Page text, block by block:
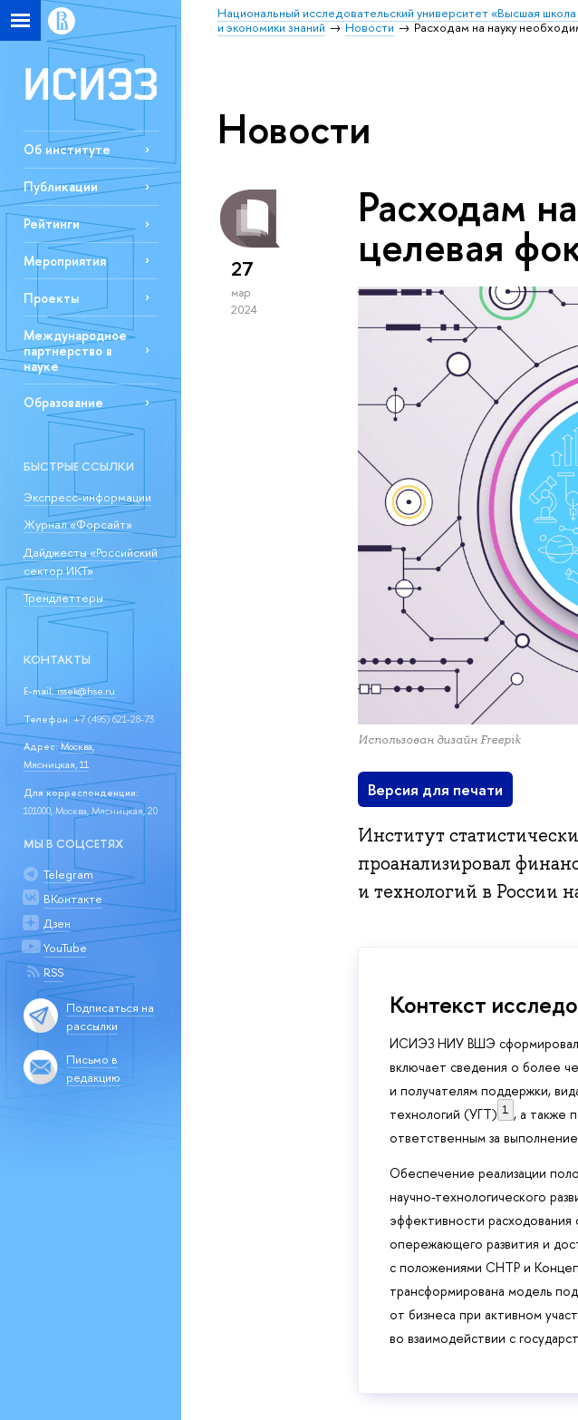
Национальный исследовательский университет «Высшая
и экономики знаний
Новости Расходам на науку
Об институте
Публикации
Рейтинги
Мероприятия
Проекты
Международное
партнерство в
науке
Образование
БЫСТРЫЕ ССЫЛКИ
Экспресс-информации
Журнал «Форсайт»
Дайджесты «Российский
сектор ИКТ»
Трендлеттеры
КОНТАКТЫ
E-mail:issek@hse.ru
Телефон:+7 (495) 621-28-73
Адрес: Москва,
Мясницкая, 11
Для корреспонденции:
101000, Москва, Мясницкая, 20
МЫ В СОЦСЕТЯХ
Telegram
ВКонтакте
Дзен
YouTube
RSS
Подписаться на
рассылки
Письмо в
редакцию
Новости
27
мар
2024
Расходам
целевая
Использован дизайн Freepik
Версия для печати
Институт
проанализировал
и технологий в России
Контекст
ИСИЭЗ НИУ ВШЭ сформировал
включает сведения о более
и получателям поддержки,
технологий (УГТ) 1 , а также
ответственным за
Обеспечение реализации
научно-технологического
эффективности
опережающего развития и
с положениями СНТР и
трансформирована модель
от бизнеса при активном
во взаимодействии с